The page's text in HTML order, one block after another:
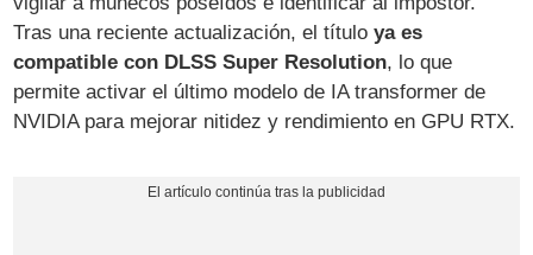
Tras una reciente actualización, el títuloya es
compatible con DLSS Super Resolution, lo que
permite activar el último modelo de IA transformer de
NVIDIA para mejorar nitidez y rendimiento en GPU RTX.